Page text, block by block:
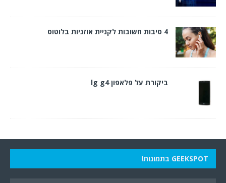
4 סיבות חשובות לקניית אוזניות בלוטוס
ביקורת על פלאפון lg g4
GEEKSPOT בתמונות!